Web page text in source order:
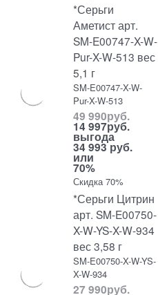
*Серьги
Аметист арт.
SM-E00747-X-W-
Pur-X-W-513 вес
5,1 г
SM-E00747-X-W-
Pur-X-W-513
49 990руб.
14 997руб.
выгода
34 993 руб.
или
70%
Скидка 70%
*Серьги Цитрин
арт. SM-E00750-
X-W-YS-X-W-934
вес 3,58 г
SM-E00750-X-W-YS-
X-W-934
27 990руб.